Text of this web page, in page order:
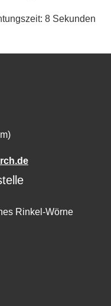
8 Sekunden
Rinkel-Wörne